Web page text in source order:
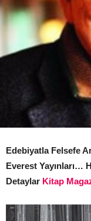
Edebiyatla Felsefe
Everest
Detaylar Kitap